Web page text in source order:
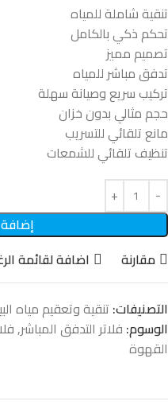
تنقية شاملة للمياه
تحكم ذكي بالكامل
تصميم مميز
تدفق مباشر للمياه
تركيب سريع وصيانة سهلة
حجم مثالي بدون خزان
مانع تلقائي للتسريب
تنظيف تلقائي للشمعات
مقارنة
اضافة لقائمة
التصنيفات: تنقية وتعقيم مياه
الوسوم: فلاتر التدفق المباشر,
القهوة